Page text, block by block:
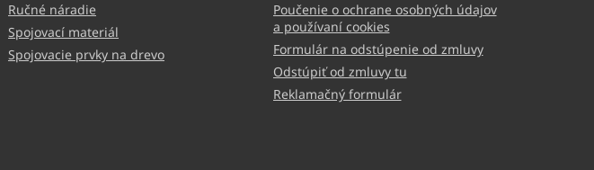
Ručné náradie
Spojovací materiál
Spojovacie prvky na drevo
Poučenie o ochrane osobných údajov
a používaní cookies
Formulár na odstúpenie od zmluvy
Odstúpiť od zmluvy tu
Reklamačný formulár